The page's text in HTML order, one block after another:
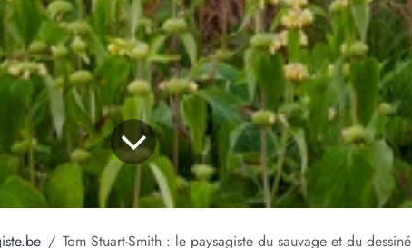
Tom Stuart-Smith : le paysagiste du sauvage et du dessiné